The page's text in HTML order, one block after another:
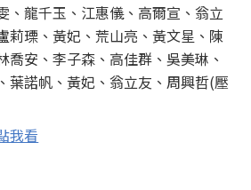
、龍千玉、江惠儀、高爾宣、翁立
莉瑮、黃妃、荒山亮、黃文星、陳
喬安、李子森、高佳群、吳美琳、
葉諾帆、黃妃、翁立友、周興哲(壓
我看